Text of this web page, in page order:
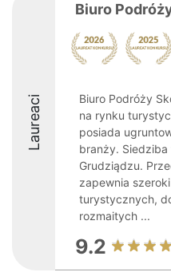
Laureaci
Biuro
Biuro Podróży
na rynku
posiada
branży.
Grudziądzu.
zapewnia
turystycznych,
rozmaitych ...
9.2